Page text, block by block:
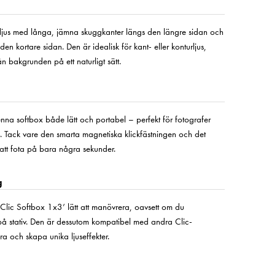
med långa, jämna skuggkanter längs den längre sidan och
kortare sidan. Den är idealisk för kant- eller konturljus,
bakgrunden på ett naturligt sätt.
softbox både lätt och portabel – perfekt för fotografer
vare den smarta magnetiska klickfästningen och det
fota på bara några sekunder.
Softbox 1x3’ lätt att manövrera, oavsett om du
stativ. Den är dessutom kompatibel med andra Clic-
och skapa unika ljuseffekter.